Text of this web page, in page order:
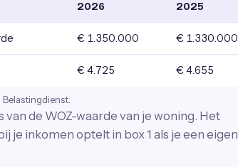
2026 2025
€ 1.350.000 € 1.330.000
€ 4.725 € 4.655
de WOZ-waarde van je woning. Het
je inkomen optelt in box 1 als je een eigen